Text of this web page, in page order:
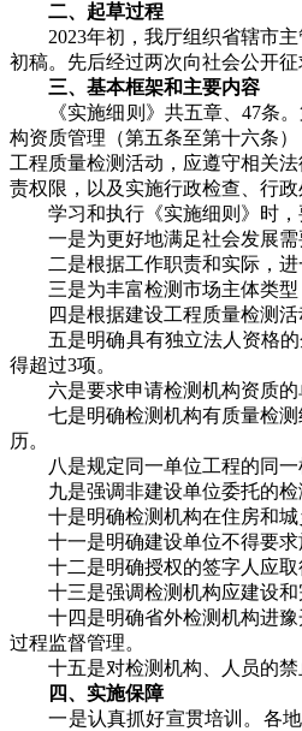
二、起草过程
2023年初，我厅组织省辖市主
初稿。先后经过两次向社会公开
三、基本框架和主要内容
《实施细则》共五章、47条。
构资质管理（第五条至第十六条
工程质量检测活动，应遵守相关
责权限，以及实施行政检查、行
学习和执行《实施细则》时，
一是为更好地满足社会发展需要
二是根据工作职责和实际，进
三是为丰富检测市场主体类型
四是根据建设工程质量检测活
五是明确具有独立法人资格的
得超过3项。
六是要求申请检测机构资质的
七是明确检测机构有质量检测
历。
八是规定同一单位工程的同一
九是强调非建设单位委托的检
十是明确检测机构在住房和城
十一是明确建设单位不得要求
十二是明确授权的签字人应取
十三是强调检测机构应建设和
十四是明确省外检测机构进豫
过程监督管理。
十五是对检测机构、人员的禁
四、实施保障
一是认真抓好宣贯培训。各地